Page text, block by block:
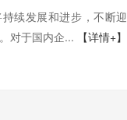
发展和进步，不断迎
。对于国内企...
【详情+】